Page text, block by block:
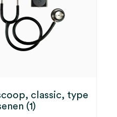
classic, type
(1)